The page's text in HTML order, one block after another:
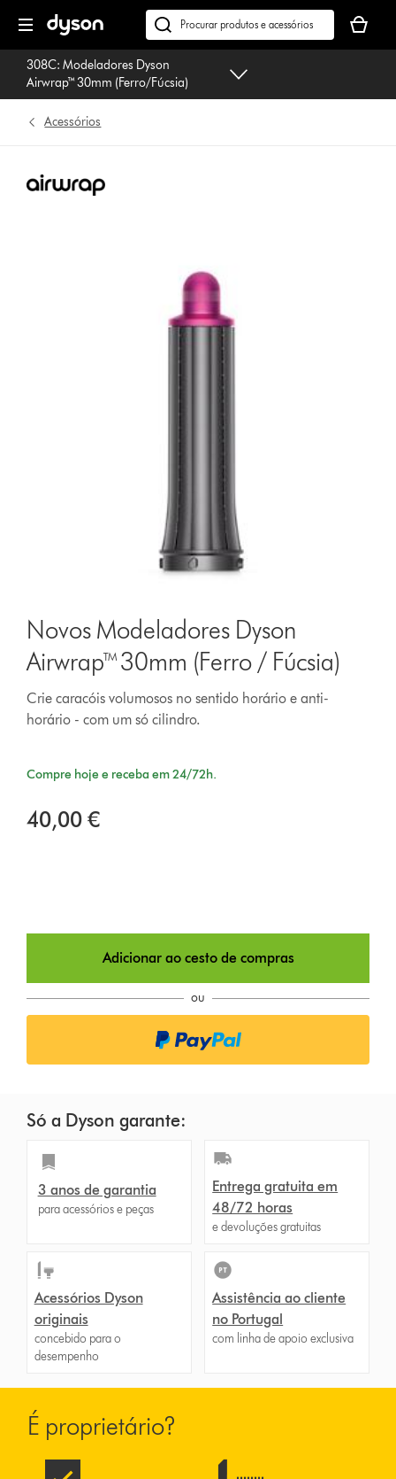
seguinte
Pesquisar
em
dyson.pt
seu
cesto
308C: Modeladores Dyson
Airwrap™ 30mm (Ferro/Fúcsia)
Acessórios
Novos Modeladores Dyson
Airwrap™ 30mm (Ferro / Fúcsia)
Crie caracóis volumosos no sentido horário e anti-
horário - com um só cilindro.
Compre hoje e receba em 24/72h.
40,00 €
Adicionar ao cesto de compras
ou
Só a Dyson garante:
3 anos de garantia
para acessórios e peças
Entrega gratuita em
48/72 horas
e devoluções gratuitas
Acessórios Dyson
originais
concebido para o
desempenho
Assistência ao cliente
no Portugal
com linha de apoio exclusiva
É proprietário?